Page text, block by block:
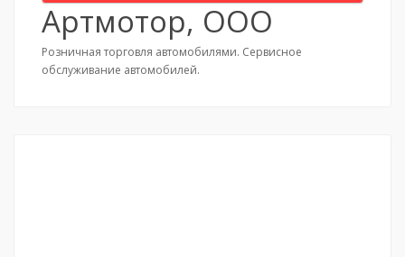
Артмотор, ООО
Розничная торговля автомобилями. Сервисное
обслуживание автомобилей.